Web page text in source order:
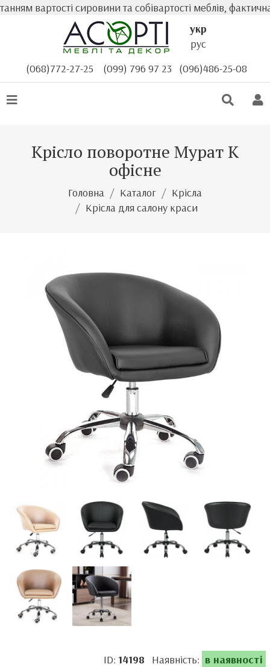
вартості сировини та собівартості меблів,
укр
рус
(068)772-27-25
(099) 796 97 23 (096)486-25-08
Крісло поворотне Мурат К
офісне
Головна Каталог
Крісла
Крісла для салону краси
ID: 14198 Наявність: в наявності